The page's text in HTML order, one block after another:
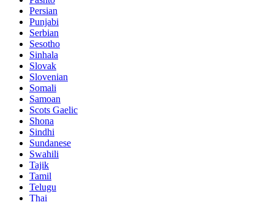
Persian
Punjabi
Serbian
Sesotho
Sinhala
Slovak
Slovenian
Somali
Samoan
Scots Gaelic
Shona
Sindhi
Sundanese
Swahili
Tajik
Tamil
Telugu
Thai